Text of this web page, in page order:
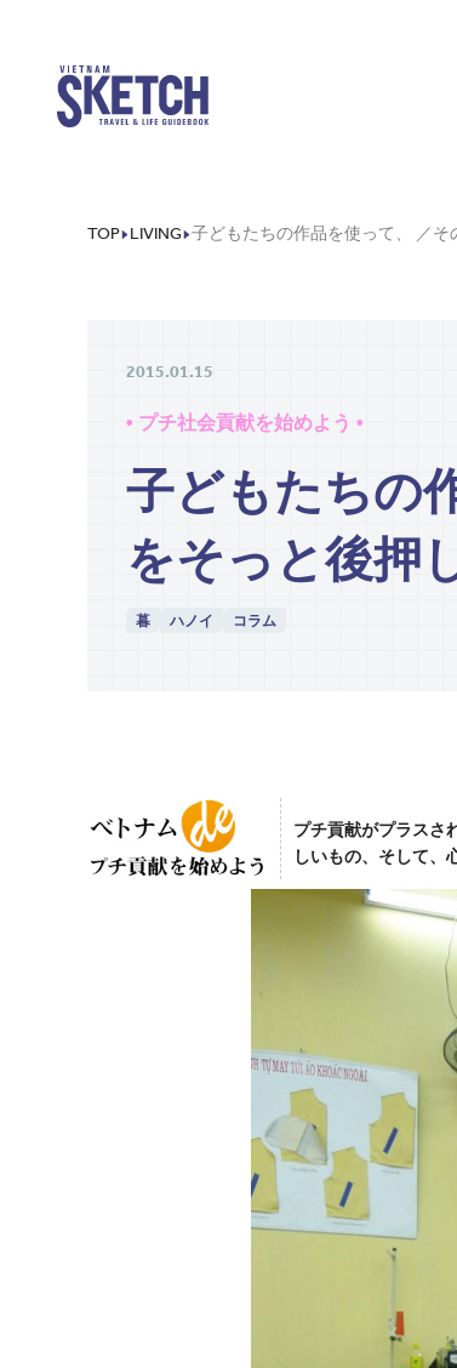
TOP LIVING
2015.01.15
• プチ社会貢献を始めよう •
子どもたちの
をそっと後押
暮 ハノイ コラム
プチ貢献がプラスさ
しいもの、そして、